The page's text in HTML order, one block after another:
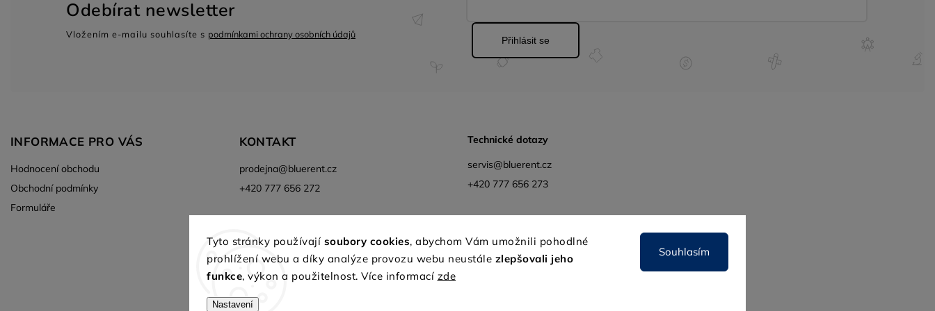
Tyto stránky používají soubory cookies, abychom Vám umožnili pohodlné
prohlížení webu a díky analýze provozu webu neustále zlepšovali jeho
funkce, výkon a použitelnost. Více informací zde
Nastavení
Souhlasím
Odebírat newsletter
Vložením e-mailu souhlasíte s podmínkami ochrany osobních údajů
Přihlásit se
INFORMACE PRO VÁS
Hodnocení obchodu
Obchodní podmínky
Formuláře
KONTAKT
prodejna@bluerent.cz
+420 777 656 272
Technické dotazy
servis@bluerent.cz
+420 777 656 273
Aktuální vozy skladem Facebook Instagram Web O nás